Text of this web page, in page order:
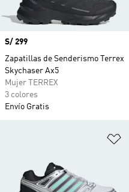
Precio
S/ 299
Zapatillas de Senderismo Terrex
Skychaser Ax5
Mujer TERREX
3 colores
Envío Gratis